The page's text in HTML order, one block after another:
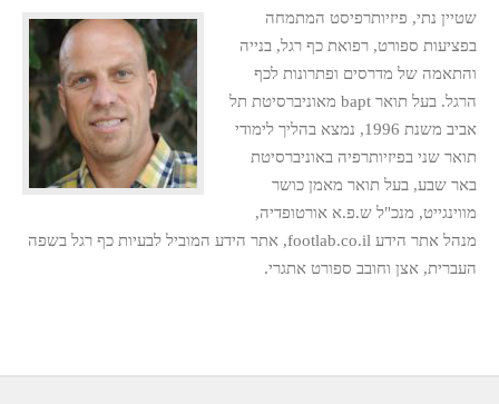
שטיין נתי, פיזיותרפיסט המתמחה
בפציעות ספורט, רפואת כף רגל, בנייה
והתאמה של מדרסים ופתרונות לכף
הרגל. בעל תואר bapt מאוניברסיטת תל
אביב משנת 1996, נמצא בהליך לימודי
תואר שני בפיזיותרפיה באוניברסיטת
באר שבע, בעל תואר מאמן כושר
מווינגייט, מנכ"ל ש.פ.א אורטופדיה,
מנהל אתר הידע footlab.co.il, אתר הידע המוביל לבעיות כף רגל בשפה
העברית, אצן וחובב ספורט אתגרי.